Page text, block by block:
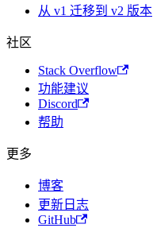
从 v1 迁移到 v2 版本
社区
Stack Overflow
功能建议
Discord
帮助
更多
博客
更新日志
GitHub